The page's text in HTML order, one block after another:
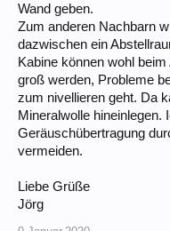
Wand geben.
Zum anderen Nachbarn
dazwischen ein
Kabine können wohl
groß werden, Probleme
zum nivellieren geht. Da
Mineralwolle hineinlegen.
Geräuschübertragung
vermeiden.
Liebe Grüße
Jörg